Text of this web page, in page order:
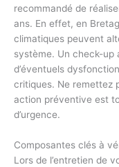
recommandé de
ans. En effet, en
climatiques peuvent
système. Un check-up
d’éventuels
critiques. Ne remettez
action préventive est
d’urgence.
Composantes clés à
Lors de l’entretien de